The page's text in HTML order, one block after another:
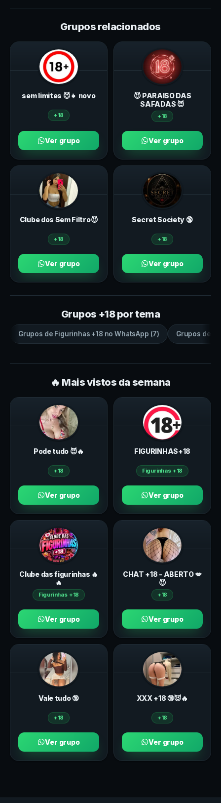
Grupos relacionados
sem limites 😈👧 novo
+18
Ver grupo
😈 PARAISO DAS
SAFADAS 😈
+18
Ver grupo
Clube dos Sem Filtro😈
+18
Ver grupo
Secret Society 🔞
+18
Ver grupo
Grupos +18 por tema
Grupos de Figurinhas +18 noWhatsApp (7) Grupos de
🔥 Mais vistos da semana
Pode tudo 😈🔥
+18
Ver grupo
FIGURINHAS+18
Figurinhas +18
Ver grupo
Clube das figurinhas 🔥
🔥
Figurinhas +18
Ver grupo
CHAT +18 - ABERTO 💋
😈
+18
Ver grupo
Vale tudo 🔞
+18
Ver grupo
ХXХ +18 🔞😈🔥
+18
Ver grupo